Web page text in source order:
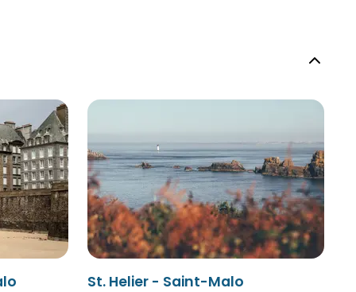
St. Helier - Saint-Malo